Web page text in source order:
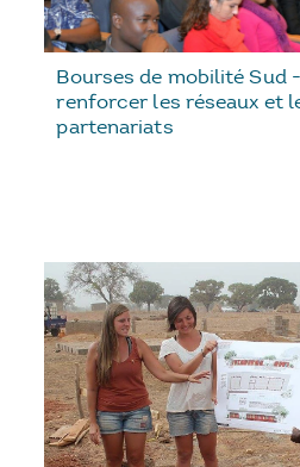
Bourses de mobilité Sud
renforcer les réseaux et
partenariats